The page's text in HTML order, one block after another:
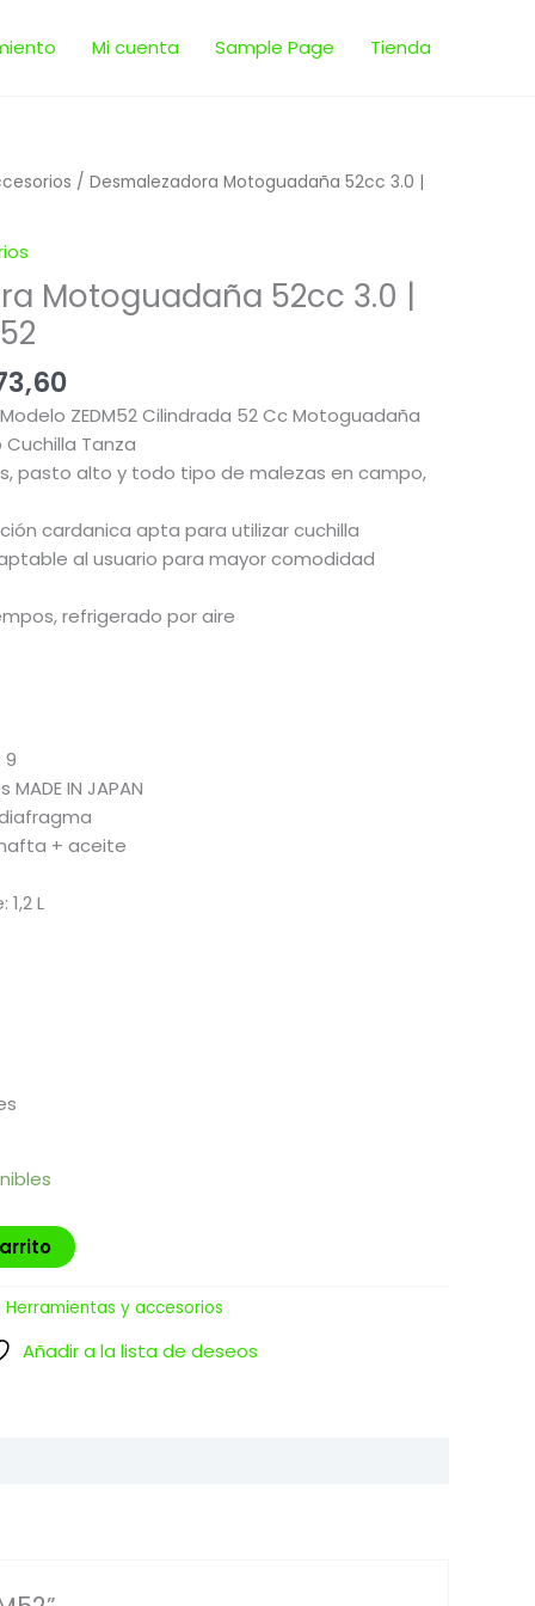
Mi cuenta Sample Page Tienda
/ Desmalezadora Motoguadaña 52cc 3.0 |
Motoguadaña 52cc 3.0 |
El
$ 8.873,60.
ZEDM52 Cilindrada 52 Cc Motoguadaña
Tanza
pasto alto y todo tipo de malezas en campo,
cardanica apta para utilizar cuchilla
al usuario para mayor comodidad
refrigerado por aire
9
IN JAPAN
+ aceite
L
Herramientas y accesorios
Añadir a la lista de deseos